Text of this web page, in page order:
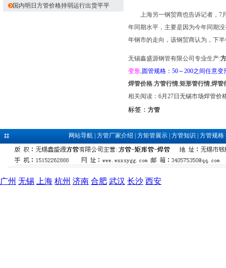
国内明日方管价格持弱运行出货平平
上海另一钢贸商也告诉记者，7月
年同期水平，主要是因为今年同期
年钢市的走向，该钢贸商认为，下
无锡鑫盛源钢管有限公司专业生产:
变形, 圆管规格：50～200之间任意变
焊管价格.方管行情,矩形管行情,焊管
相关阅读： 6月27日无锡市场焊管价
标签： 方管
网站导航| 方管厂家介绍 方矩管展示| 方管知识 方管规格
广州 无锡 上海 杭州 济南 合肥 武汉 长沙 西安